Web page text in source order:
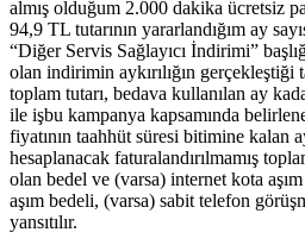
almış olduğum 2.000 dakika ücretsiz
94,9 TL tutarının yararlandığım ay
“Diğer Servis Sağlayıcı İndirimi”
olan indirimin aykırılığın
toplam tutarı, bedava kullanılan ay
ile işbu kampanya kapsamında
fiyatının taahhüt süresi bitimine kalan
hesaplanacak faturalandırılmamış
olan bedel ve (varsa) internet kota
aşım bedeli, (varsa) sabit telefon
yansıtılır.